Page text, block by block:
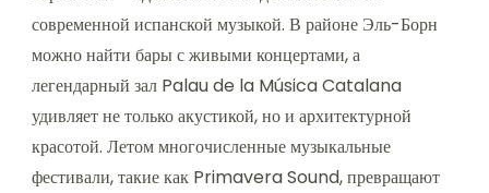
современной испанской музыкой. В районе Эль-Борн
можно найти бары с живыми концертами, а
легендарный зал Palau de la Música Catalana
удивляет не только акустикой, но и архитектурной
красотой. Летом многочисленные музыкальные
фестивали, такие как Primavera Sound, превращают